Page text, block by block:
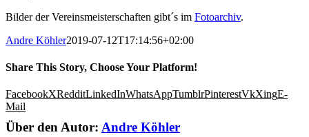
Bilder der Vereinsmeisterschaften gibt´s im Fotoarchiv.
Andre Köhler2019-07-12T17:14:56+02:00
Share This Story, Choose Your Platform!
FacebookXRedditLinkedInWhatsAppTumblrPinterestVkXingE-
Mail
Über den Autor: Andre Köhler